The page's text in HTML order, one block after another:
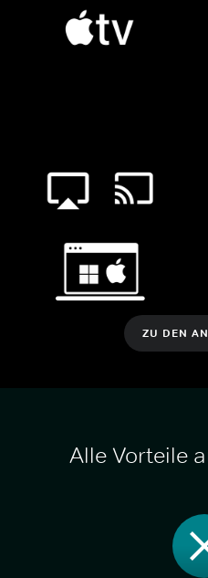
ZU DEN
Alle Vorteile